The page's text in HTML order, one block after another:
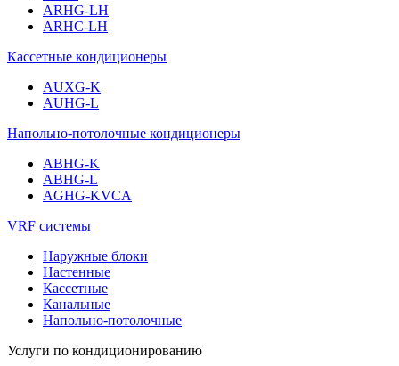
ARHG-LH
ARHC-LH
Кассетные кондиционеры
AUXG-K
AUHG-L
Напольно-потолочные кондиционеры
ABHG-K
ABHG-L
AGHG-KVCA
VRF системы
Наружные блоки
Настенные
Кассетные
Канальные
Напольно-потолочные
Услуги по кондиционированию